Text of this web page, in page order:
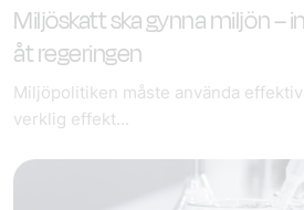
Miljöskatt ska gynna miljön –
åt regeringen
Miljöpolitiken måste använda
verklig effekt...